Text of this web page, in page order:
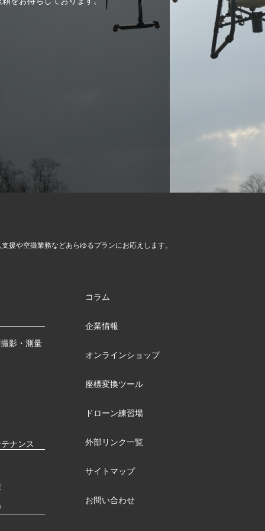
援や空撮業務などあらゆるプランにお応えします。
影・測量
ナンス
コラム
企業情報
オンラインショップ
座標変換ツール
ドローン練習場
外部リンク一覧
サイトマップ
お問い合わせ